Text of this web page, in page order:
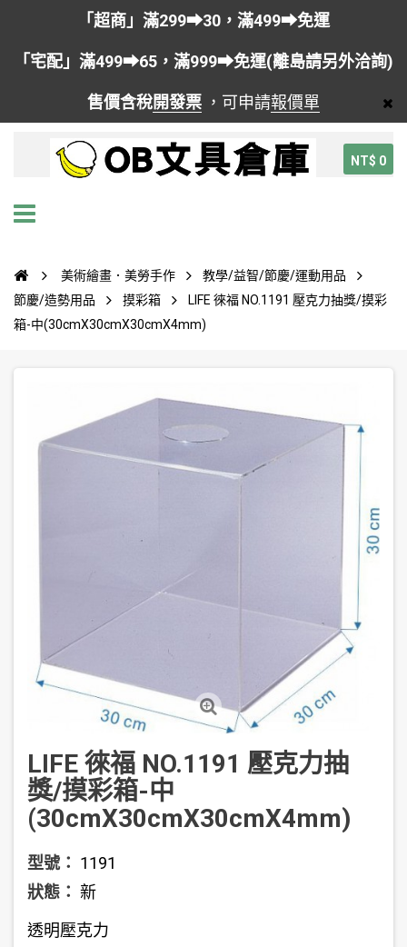
「超商」滿299➡30，滿499➡免運
「宅配」滿499➡65，滿999➡免運(離島請另外洽詢)
售價含稅開發票 ，可申請報價單
NT$ 0
美術繪畫．美勞手作
教學/益智/節慶/運動用品
節慶/造勢用品
摸彩箱
LIFE 徠福 NO.1191 壓克力抽獎/摸彩
箱-中(30cmX30cmX30cmX4mm)
LIFE 徠福 NO.1191 壓克力抽
獎/摸彩箱-中
(30cmX30cmX30cmX4mm)
型號： 1191
狀態： 新
透明壓克力